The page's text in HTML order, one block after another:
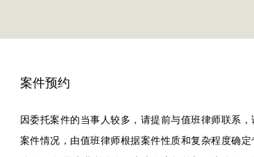
案件预约
因委托案件的当事人较多，请提前与值班律师联系，
案件情况，由值班律师根据案件性质和复杂程度确定